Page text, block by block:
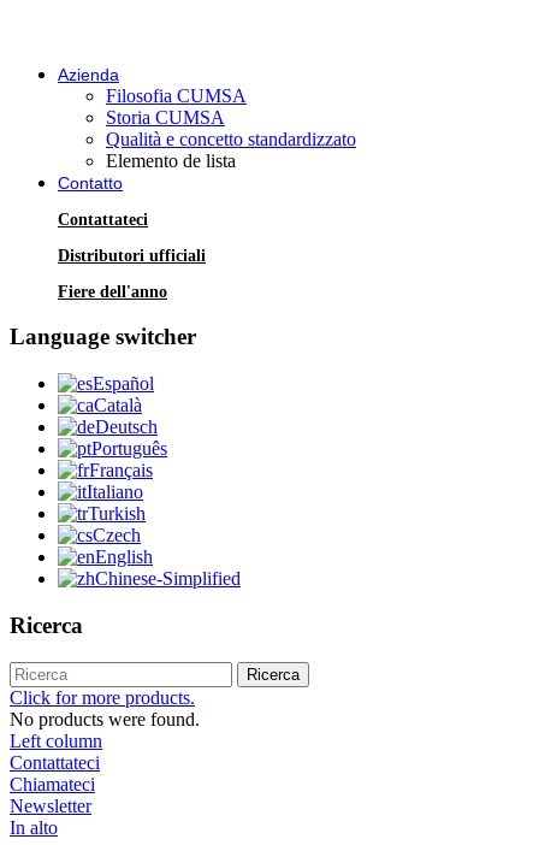
Azienda
Filosofia CUMSA
Storia CUMSA
Qualità e concetto standardizzato
Elemento de lista
Contatto
Contattateci
Distributori ufficiali
Fiere dell'anno
Language switcher
Español
Català
Deutsch
Português
Français
Italiano
Turkish
Czech
English
Chinese-Simplified
Ricerca
Ricerca
Click for more products.
No products were found.
Left column
Contattateci
Chiamateci
Newsletter
In alto